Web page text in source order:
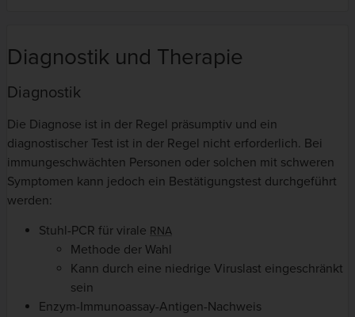
Diagnostik und Therapie
Diagnostik
Die Diagnose ist in der Regel präsumptiv und ein
diagnostischer Test ist in der Regel nicht erforderlich. Bei
immungeschwächten Personen oder solchen mit schweren
Symptomen kann jedoch ein Bestätigungstest durchgeführt
werden:
Stuhl-PCR für virale RNA
Methode der Wahl
Kann durch eine niedrige Viruslast eingeschränkt
sein
Enzym-Immunoassay-Antigen-Nachweis